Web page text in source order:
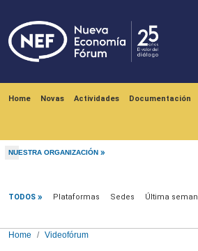
Home Novas Actividades Documentación
NUESTRA ORGANIZACIÓN
TODOS Plataformas Sedes Última
Home Videofórum